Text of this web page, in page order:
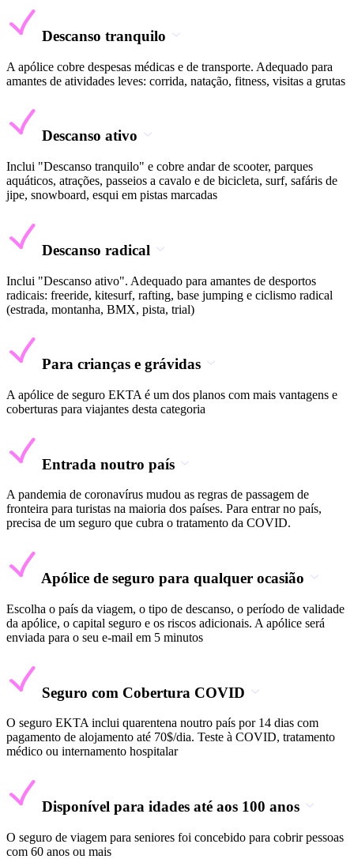
Descanso tranquilo
A apólice cobre despesas médicas e de transporte. Adequado para
amantes de atividades leves: corrida, natação, fitness, visitas a grutas
Descanso ativo
Inclui "Descanso tranquilo" e cobre andar de scooter, parques
aquáticos, atrações, passeios a cavalo e de bicicleta, surf, safáris de
jipe, snowboard, esqui em pistas marcadas
Descanso radical
Inclui "Descanso ativo". Adequado para amantes de desportos
radicais: freeride, kitesurf, rafting, base jumping e ciclismo radical
(estrada, montanha, BMX, pista, trial)
Para crianças e grávidas
A apólice de seguro EKTA é um dos planos com mais vantagens e
coberturas para viajantes desta categoria
Entrada noutro país
A pandemia de coronavírus mudou as regras de passagem de
fronteira para turistas na maioria dos países. Para entrar no país,
precisa de um seguro que cubra o tratamento da COVID.
Apólice de seguro para qualquer ocasião
Escolha o país da viagem, o tipo de descanso, o período de validade
da apólice, o capital seguro e os riscos adicionais. A apólice será
enviada para o seu e-mail em 5 minutos
Seguro com Cobertura COVID
O seguro EKTA inclui quarentena noutro país por 14 dias com
pagamento de alojamento até 70$/dia. Teste à COVID, tratamento
médico ou internamento hospitalar
Disponível para idades até aos 100 anos
O seguro de viagem para seniores foi concebido para cobrir pessoas
com 60 anos ou mais